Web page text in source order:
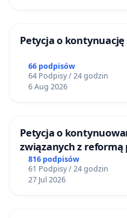
Petycja o
66 podpisów
64 Podpisy / 24 godzin
6 Aug 2026
Petycja o
związanych z
816 podpisów
61 Podpisy / 24 godzin
27 Jul 2026